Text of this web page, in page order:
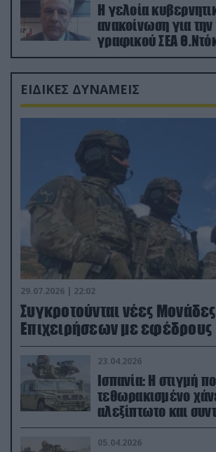
Η γελοία
ανακοίνωση για
γραφικού ΣΕΑ
Ρώσους φαρσέρ
ΕΙΔΙΚΕΣ ΔΥΝΑΜΕΙΣ
29.07.2026 | 22:02
Συγκροτούνται νέες
Επιχειρήσεων με εφέδρους
23.04.2026
Ισπανία: Η στιγμή
τεθωρακισμένο
αλεξίπτωτο και
ορμή στο έδαφος
05.04.2026